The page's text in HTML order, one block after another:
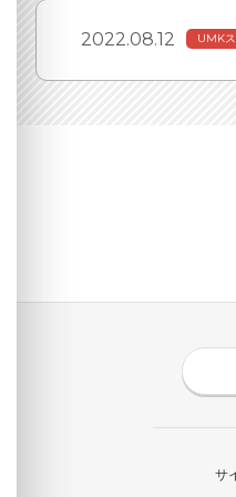
2022.08.12 UMK
サ